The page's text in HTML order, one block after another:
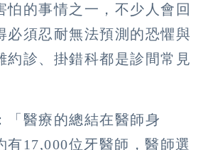
怕的事情之一，不少人會回
必須忍耐無法預測的恐懼與
約診、掛錯科都是診間常見
「醫療的總結在醫師身
有17,000位牙醫師，醫師選